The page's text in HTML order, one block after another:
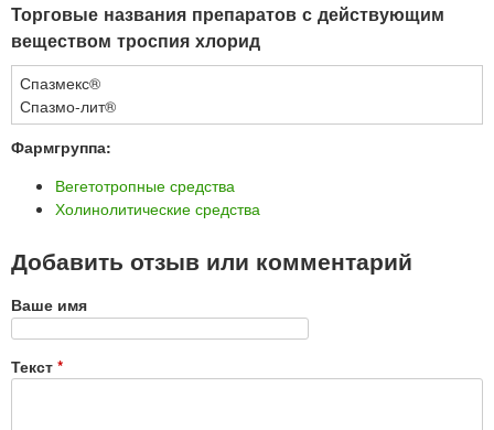
Торговые названия препаратов с действующим
веществом троспия хлорид
Спазмекс®
Спазмо-лит®
Фармгруппа:
Вегетотропные средства
Холинолитические средства
Добавить отзыв или комментарий
Ваше имя
Текст *